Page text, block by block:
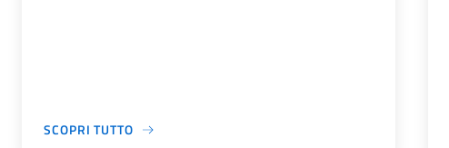
SCOPRI TUTTO